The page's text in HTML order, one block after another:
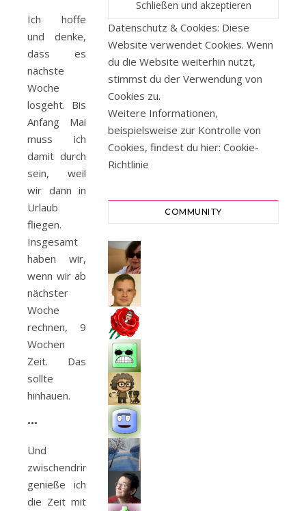
Ich hoffe
und denke,
dass es
nächste
Woche
losgeht. Bis
Anfang Mai
muss ich
damit durch
sein, weil
wir dann in
Urlaub
fliegen.
Insgesamt
haben wir,
wenn wir ab
nächster
Woche
rechnen, 9
Wochen
Zeit. Das
sollte
hinhauen.
•••
Und
zwischendrin
genieße ich
die Zeit mit
Datenschutz & Cookies: Diese
Website verwendet Cookies. Wenn
du die Website weiterhin nutzt,
stimmst du der Verwendung von
Cookies zu.
Weitere Informationen,
beispielsweise zur Kontrolle von
Cookies, findest du hier: Cookie-
Richtlinie
COMMUNITY